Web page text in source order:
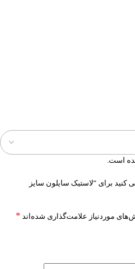
است.
کنید برای “لاستیک سایلون سایز
موردنیاز علامت‌گذاری شده‌اند *